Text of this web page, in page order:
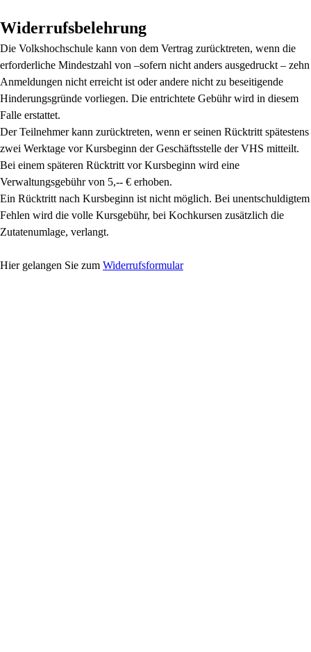
Widerrufsbelehrung
Die Volkshochschule kann von dem Vertrag zurücktreten, wenn die
erforderliche Mindestzahl von –sofern nicht anders ausgedruckt – zehn
Anmeldungen nicht erreicht ist oder andere nicht zu beseitigende
Hinderungsgründe vorliegen. Die entrichtete Gebühr wird in diesem
Falle erstattet.
Der Teilnehmer kann zurücktreten, wenn er seinen Rücktritt spätestens
zwei Werktage vor Kursbeginn der Geschäftsstelle der VHS mitteilt.
Bei einem späteren Rücktritt vor Kursbeginn wird eine
Verwaltungsgebühr von 5,-- € erhoben.
Ein Rücktritt nach Kursbeginn ist nicht möglich. Bei unentschuldigtem
Fehlen wird die volle Kursgebühr, bei Kochkursen zusätzlich die
Zutatenumlage, verlangt.
Hier gelangen Sie zum Widerrufsformular